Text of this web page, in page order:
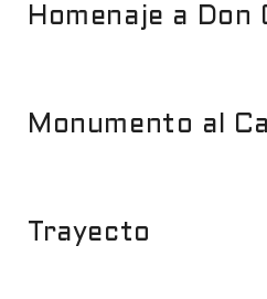
Homenaje a Don
Monumento al
Trayecto